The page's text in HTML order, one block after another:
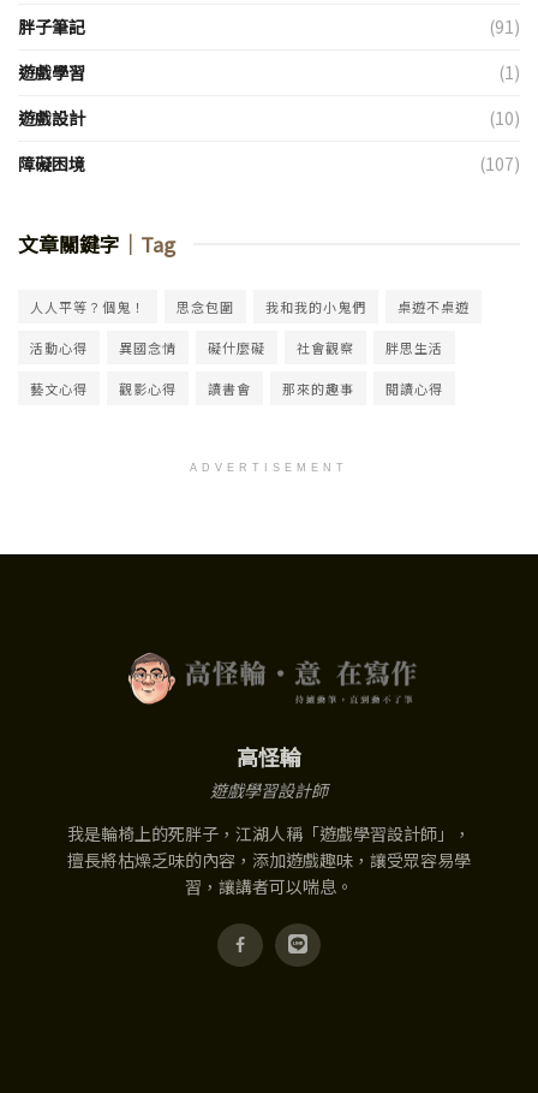
胖子筆記
(91)
遊戲學習
(1)
遊戲設計
(10)
障礙困境
(107)
文章關鍵字 ｜Tag
人人平等？個鬼！ 思念包圍 我和我的小鬼們 桌遊不桌遊
活動心得 異國念情 礙什麼礙 社會觀察 胖思生活
藝文心得 觀影心得 讀書會 那來的趣事 閱讀心得
ADVERTISEMENT
高怪輪
遊戲學習設計師
我是輪椅上的死胖子，江湖人稱「遊戲學習設計師」，
擅長將枯燥乏味的內容，添加遊戲趣味，讓受眾容易學
習，讓講者可以喘息。